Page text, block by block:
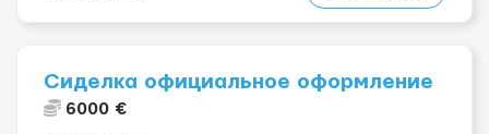
Сиделка официальное оформление
6000 €